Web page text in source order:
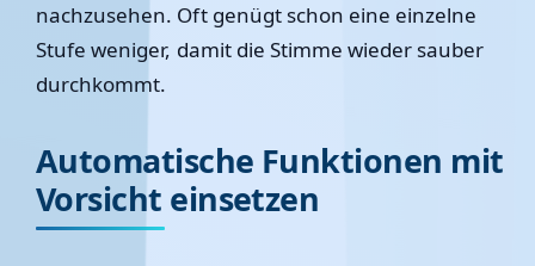
nachzusehen. Oft genügt schon eine einzelne
Stufe weniger, damit die Stimme wieder sauber
durchkommt.
Automatische Funktionen mit
Vorsicht einsetzen